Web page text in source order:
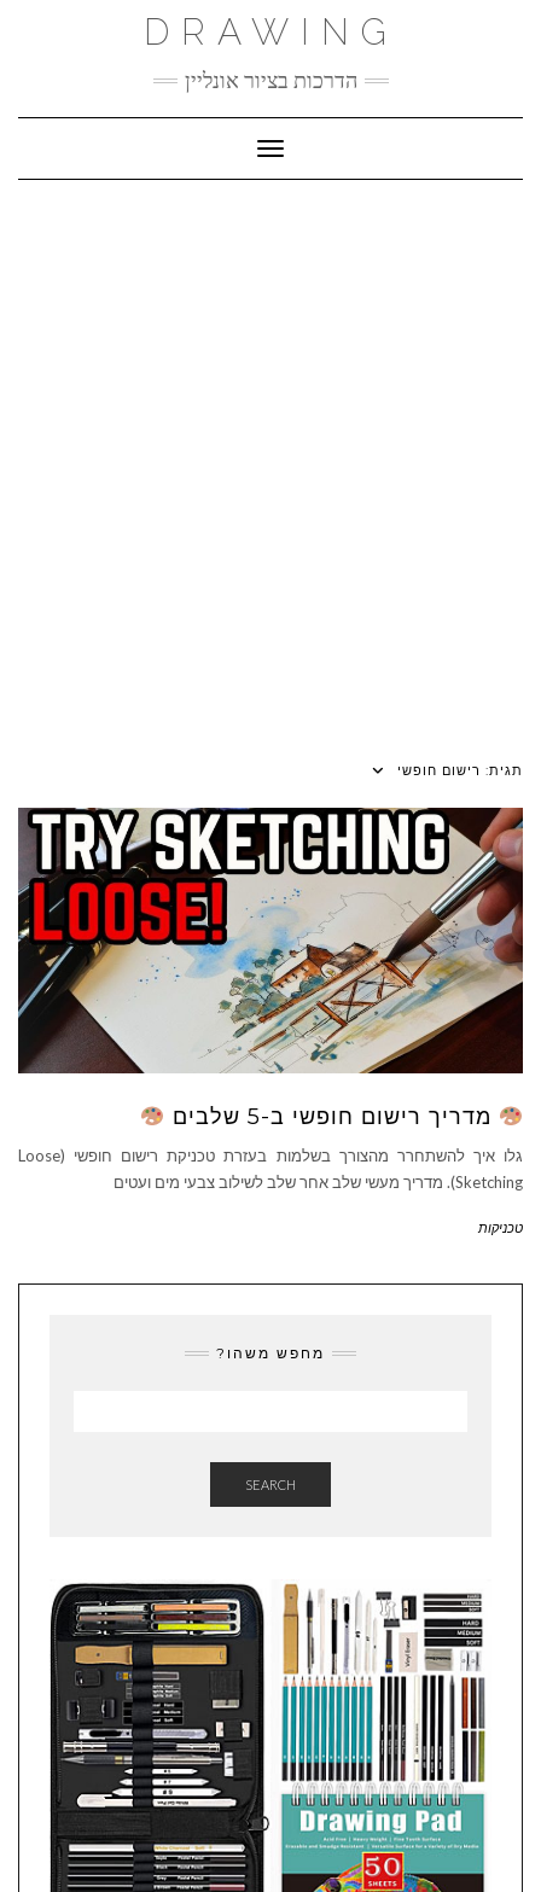
DRAWING
הדרכות בציור אונליין
Toggle Navigation
תגית: רישום חופשי
מדריך רישום חופשי ב-5 שלבים
גלו איך להשתחרר מהצורך בשלמות בעזרת טכניקת רישום חופשי (Loose
Sketching). מדריך מעשי שלב אחר שלב לשילוב צבעי מים ועטים
טכניקות
מחפש משהו?
SEARCH